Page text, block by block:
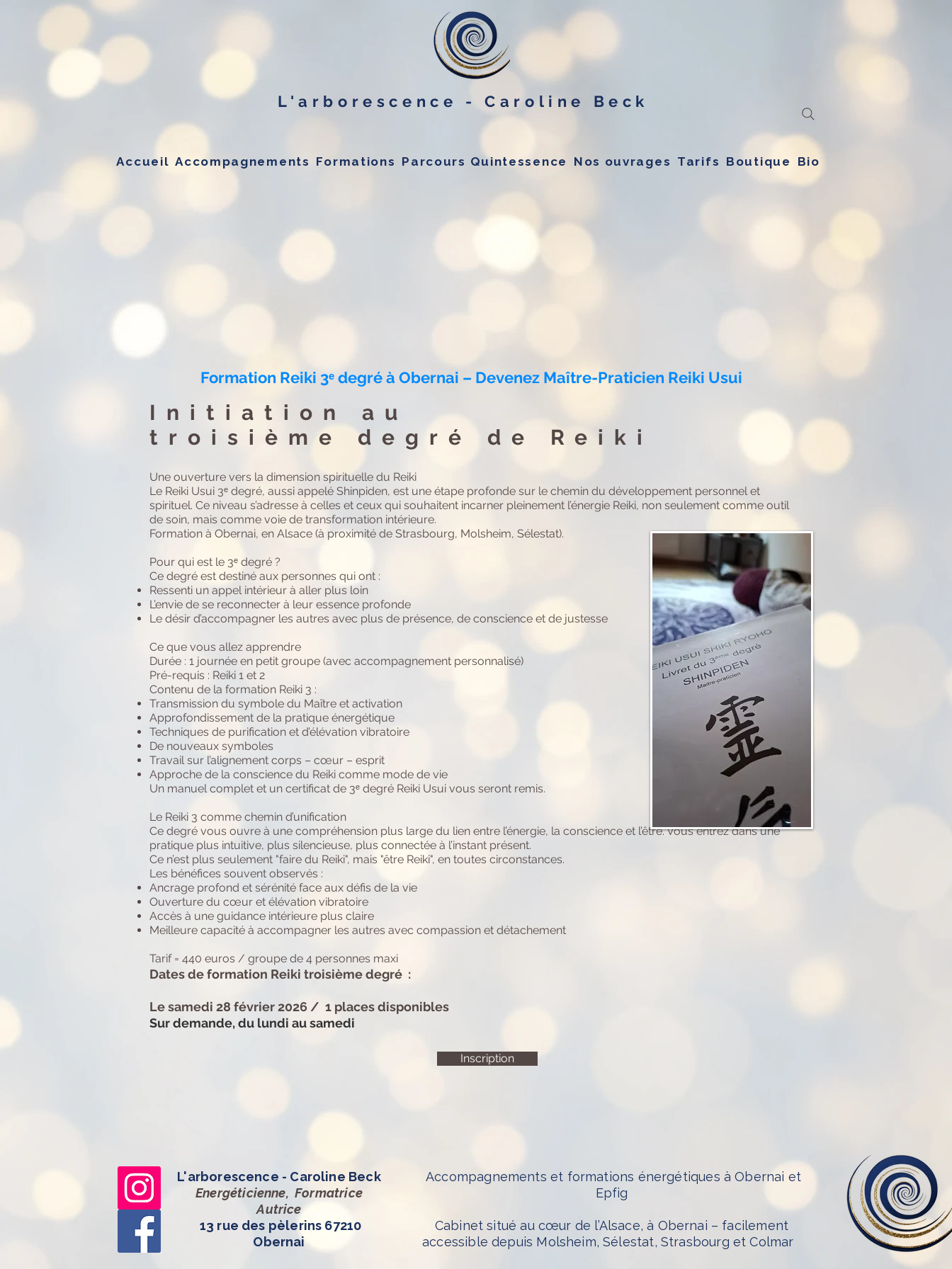
L'arborescence - Caroline Beck
Accueil Accompagnements Formations Parcours Quintessence Nos ouvrages Tarifs Boutique Bio
Formation Reiki 3ᵉ degré à Obernai – Devenez Maître-Praticien Reiki Usui
Initiation au
troisième degré de Reiki
Une ouverture vers la dimension spirituelle du Reiki
Le Reiki Usui 3ᵉ degré, aussi appelé Shinpiden, est une étape profonde sur le chemin du développement personnel et
spirituel. Ce niveau s’adresse à celles et ceux qui souhaitent incarner pleinement l’énergie Reiki, non seulement comme outil
de soin, mais comme voie de transformation intérieure.
Formation à Obernai, en Alsace (à proximité de Strasbourg, Molsheim, Sélestat).
Pour qui est le 3ᵉ degré ?
Ce degré est destiné aux personnes qui ont :​
Ressenti un appel intérieur à aller plus loin
L’envie de se reconnecter à leur essence profonde
Le désir d’accompagner les autres avec plus de présence, de conscience et de justesse
Ce que vous allez apprendre
Durée : 1 journée en petit groupe (avec accompagnement personnalisé)
Pré-requis : Reiki 1 et 2
Contenu de la formation Reiki 3 :
Transmission du symbole du Maître et activation
Approfondissement de la pratique énergétique
Techniques de purification et d’élévation vibratoire
De nouveaux symboles
Travail sur l’alignement corps – cœur – esprit
Approche de la conscience du Reiki comme mode de vie
Un manuel complet et un certificat de 3ᵉ degré Reiki Usui vous seront remis.
Le Reiki 3 comme chemin d’unification
Ce degré vous ouvre à une compréhension plus large du lien entre l’énergie, la conscience et l’être. Vous entrez dans une
pratique plus intuitive, plus silencieuse, plus connectée à l’instant présent.
Ce n’est plus seulement "faire du Reiki", mais "être Reiki", en toutes circonstances.
Les bénéfices souvent observés :
Ancrage profond et sérénité face aux défis de la vie
Ouverture du cœur et élévation vibratoire
Accès à une guidance intérieure plus claire
Meilleure capacité à accompagner les autres avec compassion et détachement
Tarif = 440 euros / groupe de 4 personnes maxi
Dates de formation Reiki troisième degré :
Le samedi 28 février 2026 / 1 places disponibles
Sur demande, du lundi au samedi
Inscription
L'arborescence - Caroline Beck
Energéticienne, Formatrice
Autrice
13 rue des pèlerins 67210
Obernai
Accompagnements et formations énergétiques à Obernai et
Epfig
Cabinet situé au cœur de l’Alsace, à Obernai – facilement
accessible depuis Molsheim, Sélestat, Strasbourg et Colmar